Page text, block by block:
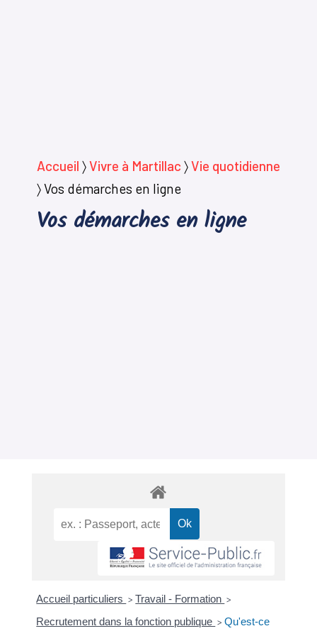
Accueil 〉Vivre à Martillac 〉Vie quotidienne
〉Vos démarches en ligne
Vos démarches en ligne
Accueil particuliers > Travail - Formation >
Recrutement dans la fonction publique > Qu'est-ce